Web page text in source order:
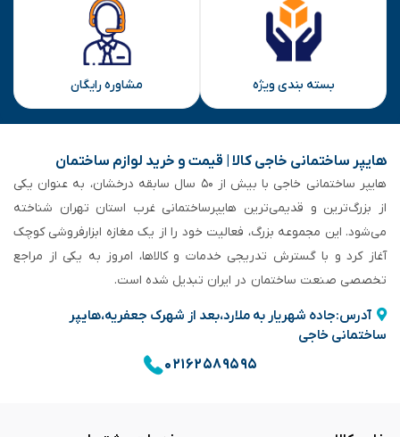
بسته بندی ویژه مشاوره رایگان
هایپر ساختمانی خاجی‌ کالا | قیمت و خرید لوازم ساختمان
هایپر ساختمانی خاجی‌ با بیش از ۵۰ سال سابقه‌ درخشان، به عنوان یکی
از بزرگ‌ترین و قدیمی‌ترین هایپرساختمانی‌ غرب استان تهران شناخته
می‌شود. این مجموعه بزرگ، فعالیت خود را از یک مغازه ابزارفروشی کوچک
آغاز کرد و با گسترش تدریجی خدمات و کالاها، امروز به یکی از مراجع
تخصصی صنعت ساختمان در ایران تبدیل شده است.
آدرس:جاده شهریار به ملارد،بعد از شهرک جعفریه،هایپر
ساختمانی خاجی
۰۲۱۶۲۵۸۹۵۹۵